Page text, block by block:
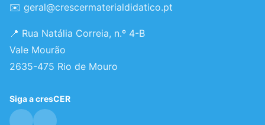
✉️ geral@crescermaterialdidatico.pt
📍 Rua Natália Correia, n.º 4-B
Vale Mourão
2635-475 Rio de Mouro
Siga a cresCER